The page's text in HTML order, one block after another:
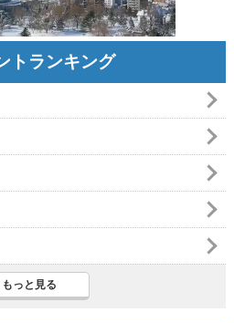
トランキング
もっと見る